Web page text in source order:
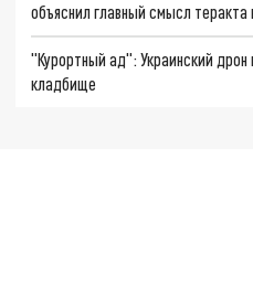
объяснил главный смысл теракта
"Курортный ад": Украинский дрон
кладбище